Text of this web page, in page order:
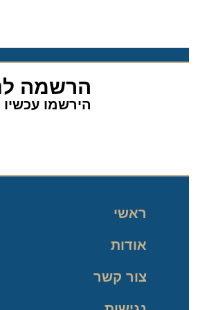
הרשמה
הירשמו עכשיו
ראשי
אודות
צור קשר